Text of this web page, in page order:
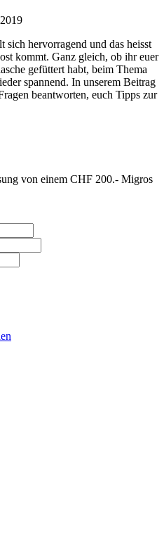
hervorragend und das heisst
kommt. Ganz gleich, ob ihr euer
gefüttert habt, beim Thema
spannend. In unserem Beitrag
beantworten, euch Tipps zur
von einem CHF 200.- Migros